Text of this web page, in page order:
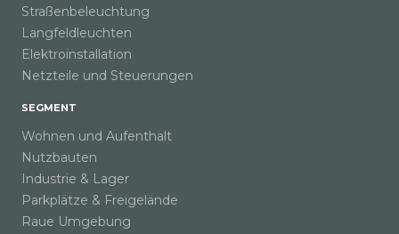
Straßenbeleuchtung
Langfeldleuchten
Elektroinstallation
Netzteile und Steuerungen
SEGMENT
Wohnen und Aufenthalt
Nutzbauten
Industrie & Lager
Parkplätze & Freigelände
Raue Umgebung